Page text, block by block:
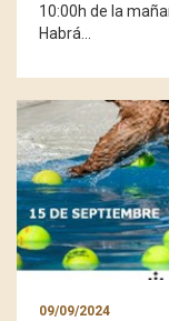
10:00h de la
Habrá…
09/09/2024